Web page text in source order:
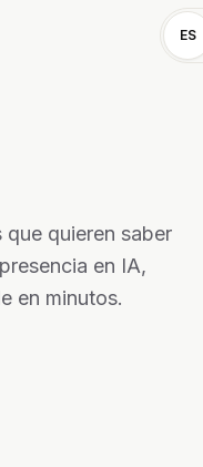
ES
que quieren saber
en IA,
en minutos.